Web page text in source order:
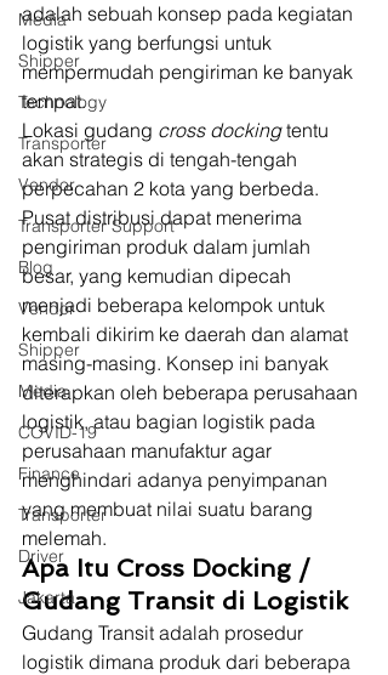
Media
Shipper
Technology
Transporter
Vendor
Transporter Support
Blog
Vendor
Shipper
Media
COVID-19
Finance
Transporter
Driver
Jakarta
adalah sebuah konsep pada kegiatan
logistik yang berfungsi untuk
mempermudah pengiriman ke banyak
tempat.
Lokasi gudang cross docking tentu
akan strategis di tengah-tengah
perpecahan 2 kota yang berbeda.
Pusat distribusi dapat menerima
pengiriman produk dalam jumlah
besar, yang kemudian dipecah
menjadi beberapa kelompok untuk
kembali dikirim ke daerah dan alamat
masing-masing. Konsep ini banyak
diterapkan oleh beberapa perusahaan
logistik, atau bagian logistik pada
perusahaan manufaktur agar
menghindari adanya penyimpanan
yang membuat nilai suatu barang
melemah.
Apa Itu Cross Docking /
Gudang Transit di Logistik
Gudang Transit adalah prosedur
logistik dimana produk dari beberapa